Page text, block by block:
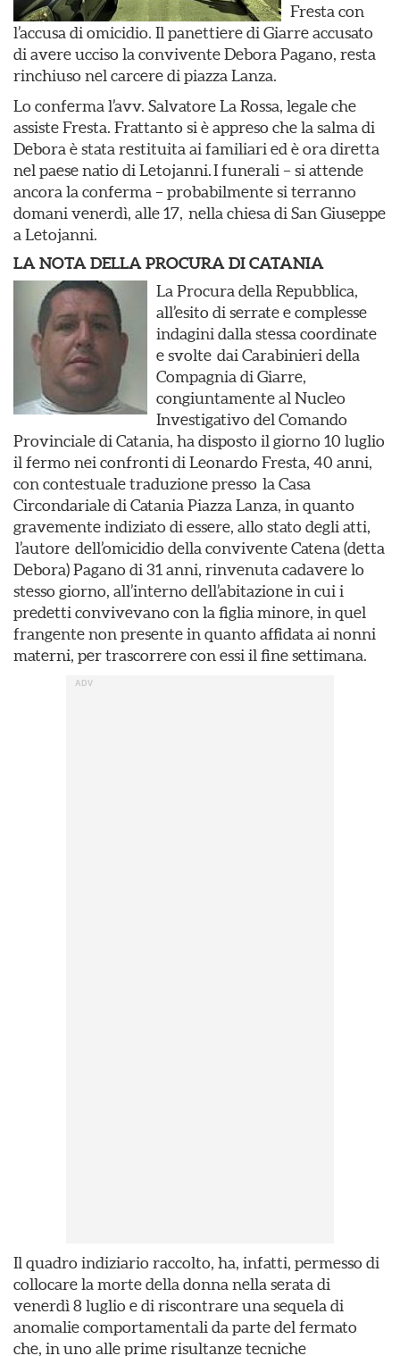
Fresta con
l’accusa di omicidio. Il panettiere di Giarre accusato
di avere ucciso la convivente Debora Pagano, resta
rinchiuso nel carcere di piazza Lanza.
Lo conferma l’avv. Salvatore La Rossa, legale che
assiste Fresta. Frattanto si è appreso che la salma di
Debora è stata restituita ai familiari ed è ora diretta
nel paese natio di Letojanni. I funerali – si attende
ancora la conferma – probabilmente si terranno
domani venerdì, alle 17, nella chiesa di San Giuseppe
a Letojanni.
LA NOTA DELLA PROCURA DI CATANIA
La Procura della Repubblica,
all’esito di serrate e complesse
indagini dalla stessa coordinate
e svolte dai Carabinieri della
Compagnia di Giarre,
congiuntamente al Nucleo
Investigativo del Comando
Provinciale di Catania, ha disposto il giorno 10 luglio
il fermo nei confronti di Leonardo Fresta, 40 anni,
con contestuale traduzione presso la Casa
Circondariale di Catania Piazza Lanza, in quanto
gravemente indiziato di essere, allo stato degli atti,
l’autore dell’omicidio della convivente Catena (detta
Debora) Pagano di 31 anni, rinvenuta cadavere lo
stesso giorno, all’interno dell’abitazione in cui i
predetti convivevano con la figlia minore, in quel
frangente non presente in quanto affidata ai nonni
materni, per trascorrere con essi il fine settimana.
Il quadro indiziario raccolto, ha, infatti, permesso di
collocare la morte della donna nella serata di
venerdì 8 luglio e di riscontrare una sequela di
anomalie comportamentali da parte del fermato
che, in uno alle prime risultanze tecniche